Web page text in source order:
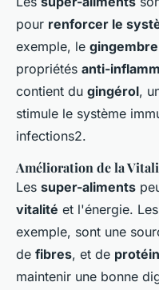
pour renforcer le
exemple, le gingembre
propriétés anti-
contient du gingérol,
stimule le système
infections2.
Amélioration de la
Les super-aliments
vitalité et l'énergie. Les
exemple, sont une
de fibres, et de
maintenir une bonne